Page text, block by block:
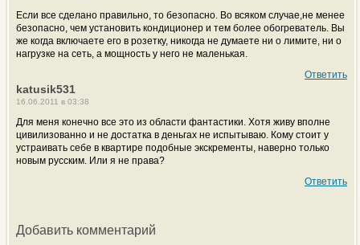
Если все сделано правильно, то безопасно. Во всяком случае,не менее
безопасно, чем установить кондиционер и тем более обогреватель. Вы
же когда включаете его в розетку, никогда не думаете ни о лимите, ни о
нагрузке на сеть, а мощность у него не маленькая.
Ответить
katusik531
16.06.2011 в 03:38
Для меня конечно все это из области фантастики. Хотя живу вполне
цивилизованно и не достатка в деньгах не испытываю. Кому стоит у
устраивать себе в квартире подобные экскременты, наверно только
новым русским. Или я не права?
Ответить
Добавить комментарий